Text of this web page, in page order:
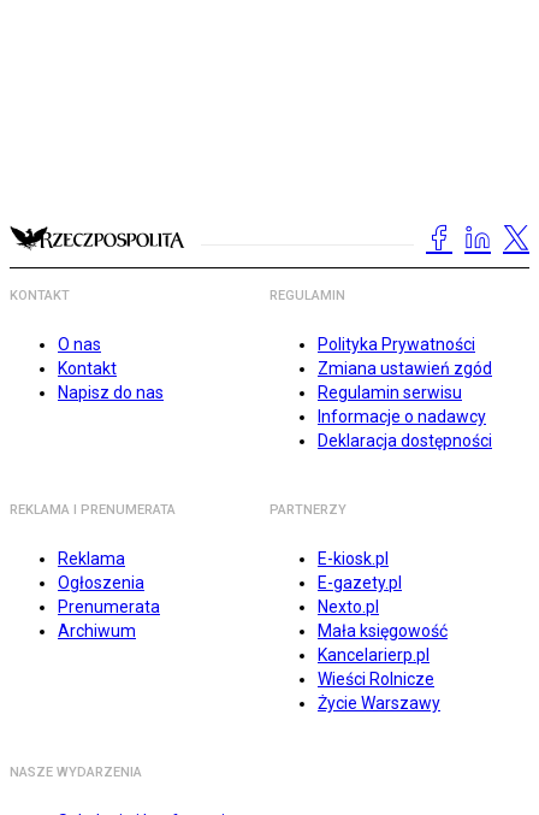
KONTAKT
O nas
Kontakt
Napisz do nas
REGULAMIN
Polityka Prywatności
Zmiana ustawień zgód
Regulamin serwisu
Informacje o nadawcy
Deklaracja dostępności
REKLAMA I PRENUMERATA
Reklama
Ogłoszenia
Prenumerata
Archiwum
PARTNERZY
E-kiosk.pl
E-gazety.pl
Nexto.pl
Mała księgowość
Kancelarierp.pl
Wieści Rolnicze
Życie Warszawy
NASZE WYDARZENIA